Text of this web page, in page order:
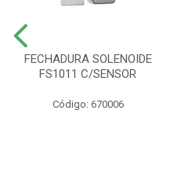
FECHADURA SOLENOIDE
FS1011 C/SENSOR
Código: 670006